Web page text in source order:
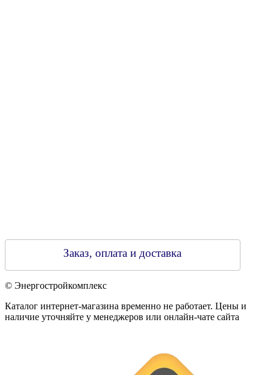
Заказ, оплата и доставка
© Энергостройкомплекс
Каталог интернет-магазина временно не работает. Цены и
наличие уточняйте у менеджеров или онлайн-чате сайта